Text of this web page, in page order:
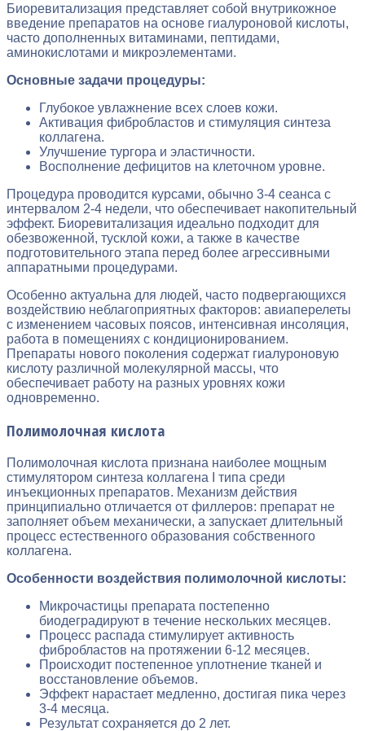
Биоревитализация представляет собой внутрикожное
введение препаратов на основе гиалуроновой кислоты,
часто дополненных витаминами, пептидами,
аминокислотами и микроэлементами.
Основные задачи процедуры:
Глубокое увлажнение всех слоев кожи.
Активация фибробластов и стимуляция синтеза
коллагена.
Улучшение тургора и эластичности.
Восполнение дефицитов на клеточном уровне.
Процедура проводится курсами, обычно 3-4 сеанса с
интервалом 2-4 недели, что обеспечивает накопительный
эффект. Биоревитализация идеально подходит для
обезвоженной, тусклой кожи, а также в качестве
подготовительного этапа перед более агрессивными
аппаратными процедурами.
Особенно актуальна для людей, часто подвергающихся
воздействию неблагоприятных факторов: авиаперелеты
с изменением часовых поясов, интенсивная инсоляция,
работа в помещениях с кондиционированием.
Препараты нового поколения содержат гиалуроновую
кислоту различной молекулярной массы, что
обеспечивает работу на разных уровнях кожи
одновременно.
Полимолочная кислота
Полимолочная кислота признана наиболее мощным
стимулятором синтеза коллагена I типа среди
инъекционных препаратов. Механизм действия
принципиально отличается от филлеров: препарат не
заполняет объем механически, а запускает длительный
процесс естественного образования собственного
коллагена.
Особенности воздействия полимолочной кислоты:
Микрочастицы препарата постепенно
биодеградируют в течение нескольких месяцев.
Процесс распада стимулирует активность
фибробластов на протяжении 6-12 месяцев.
Происходит постепенное уплотнение тканей и
восстановление объемов.
Эффект нарастает медленно, достигая пика через
3-4 месяца.
Результат сохраняется до 2 лет.